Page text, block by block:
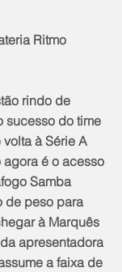
Ritmo
rindo de
sucesso do time
à Série A
é o acesso
Samba
de peso para
à Marquês
apresentadora
a faixa de